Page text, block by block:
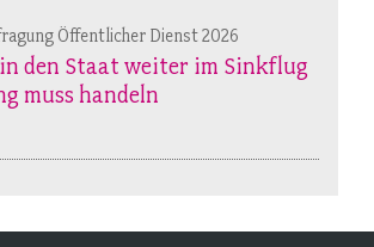
Öffentlicher Dienst 2026
den Staat weiter im Sinkflug
muss handeln